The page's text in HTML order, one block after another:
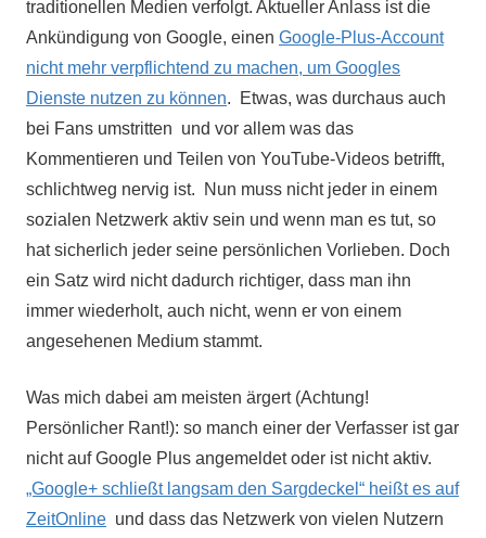
traditionellen Medien verfolgt. Aktueller Anlass ist die
Ankündigung von Google, einen Google-Plus-Account
nicht mehr verpflichtend zu machen, um Googles
Dienste nutzen zu können. Etwas, was durchaus auch
bei Fans umstritten und vor allem was das
Kommentieren und Teilen von YouTube-Videos betrifft,
schlichtweg nervig ist. Nun muss nicht jeder in einem
sozialen Netzwerk aktiv sein und wenn man es tut, so
hat sicherlich jeder seine persönlichen Vorlieben. Doch
ein Satz wird nicht dadurch richtiger, dass man ihn
immer wiederholt, auch nicht, wenn er von einem
angesehenen Medium stammt.
Was mich dabei am meisten ärgert (Achtung!
Persönlicher Rant!): so manch einer der Verfasser ist gar
nicht auf Google Plus angemeldet oder ist nicht aktiv.
„Google+ schließt langsam den Sargdeckel“ heißt es auf
ZeitOnline und dass das Netzwerk von vielen Nutzern